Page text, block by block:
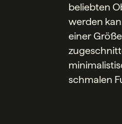
beliebten
werden
einer
schmalen